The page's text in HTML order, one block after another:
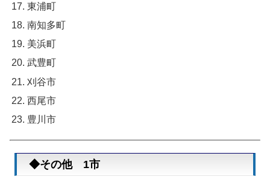
東浦町
南知多町
美浜町
武豊町
刈谷市
西尾市
豊川市
◆その他 1市